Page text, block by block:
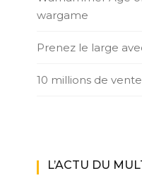
wargame
Prenez le large
10 millions de
L’ACTU DU